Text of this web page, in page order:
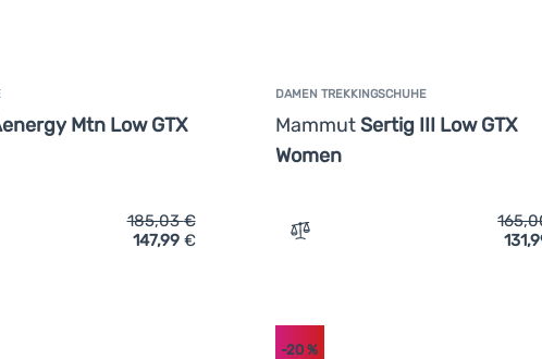
Mtn Low GTX
'Herrenschuhe Mammut Aenergy Mtn Low GTX Men 2026'
185,03€
147,99 €
DAMEN TREKKINGSCHUHE
MammutSertig III Low GTX
Women
Zum Vergleich 'Damen
-20 %